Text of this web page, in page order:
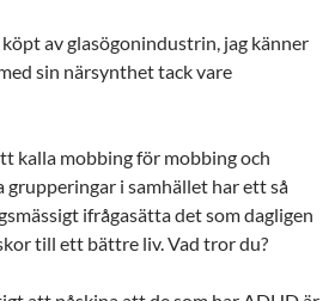
av glasögonindustrin, jag känner
sin närsynthet tack vare
kalla mobbing för mobbing och
grupperingar i samhället har ett så
ifrågasätta det som dagligen
till ett bättre liv. Vad tror du?